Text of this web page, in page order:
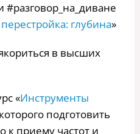
#разговор_на_диване
глубина»
в высших
«Инструменты
подготовить
к приему частот и